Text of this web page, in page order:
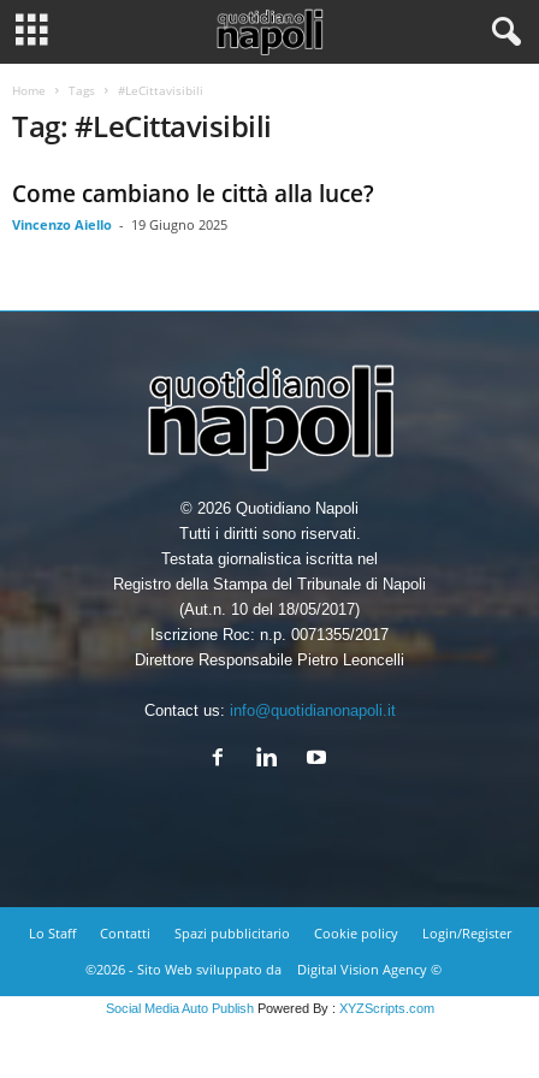
Home Tags #LeCittavisibili
Tag: #LeCittavisibili
Come cambiano le città alla luce?
Vincenzo Aiello - 19 Giugno 2025
© 2026 Quotidiano Napoli
Tutti i diritti sono riservati.
Testata giornalistica iscritta nel
Registro della Stampa del Tribunale di Napoli
(Aut.n. 10 del 18/05/2017)
Iscrizione Roc: n.p. 0071355/2017
Direttore Responsabile Pietro Leoncelli
Contact us: info@quotidianonapoli.it
Lo Staff Contatti Spazi pubblicitario Cookie policy
Login/Register
©2026 - Sito Web sviluppato da
Digital Vision Agency ©
Social Media Auto PublishPowered By : XYZScripts.com